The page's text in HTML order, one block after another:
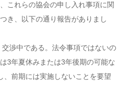
これらの協会の申し入れ事項に関
き、以下の通り報告がありまし
渉中である。法令事項ではないの
3年夏休みまたは3年後期の可能な
、前期には実施しないことを要望